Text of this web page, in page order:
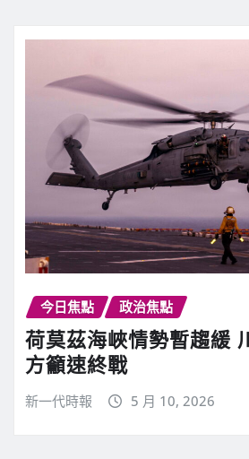
今日焦點 政治焦點
荷莫茲海峽情勢暫趨緩
方籲速終戰
新一代時報 5 月 10, 2026